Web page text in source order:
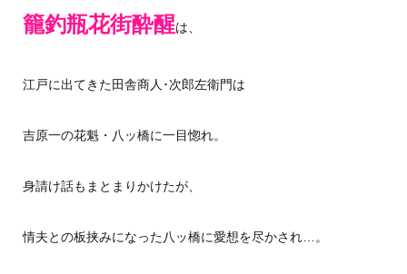
籠釣瓶花街酔醒は、
江戸に出てきた田舎商人･次郎左衛門は
吉原一の花魁・八ッ橋に一目惚れ。
身請け話もまとまりかけたが、
情夫との板挟みになった八ッ橋に愛想を尽かされ…。